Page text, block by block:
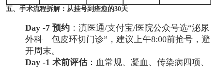
五、手术流程拆解：从挂号到痊愈的30天
Day -7 预约：滇医通/支付宝/医院公众号选“泌尿
外科—包皮环切门诊”，建议上午8:00前抢号，避
开周末。
Day -1 术前评估：血常规、凝血、传染病四项、